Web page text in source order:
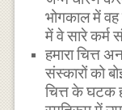
भोगकाल में
में वे सारे कर्म
हमारा चित्त
संस्कारों को
चित्त के घटक